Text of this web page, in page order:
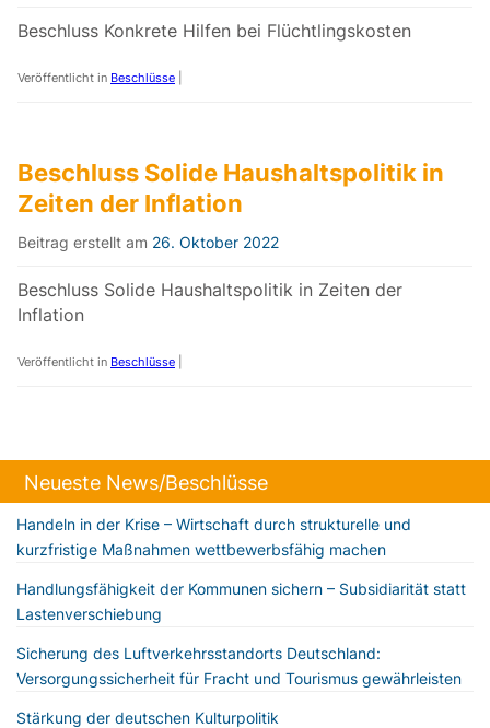
Beschluss Konkrete Hilfen bei Flüchtlingskosten
Veröffentlicht in Beschlüsse
Beschluss Solide Haushaltspolitik in
Zeiten der Inflation
Beitrag erstellt am 26. Oktober 2022
Beschluss Solide Haushaltspolitik in Zeiten der
Inflation
Veröffentlicht in Beschlüsse
Neueste News/Beschlüsse
Handeln in der Krise – Wirtschaft durch strukturelle und
kurzfristige Maßnahmen wettbewerbsfähig machen
Handlungsfähigkeit der Kommunen sichern – Subsidiarität statt
Lastenverschiebung
Sicherung des Luftverkehrsstandorts Deutschland:
Versorgungssicherheit für Fracht und Tourismus gewährleisten
Stärkung der deutschen Kulturpolitik